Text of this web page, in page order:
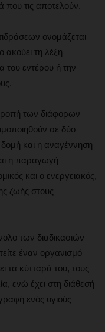
που τις αποτελούν.
ονομάζεται
τη λέξη
του εντέρου ή την
των διάφορων
σε δύο
και η αναγέννηση
η παραγωγή
και ο ενεργειακός,
ζωής στους
των διαδικασιών
έναν οργανισμό
τα κύτταρά του, τους
ενώ έχει στη διάθεσή
ενός υγιούς